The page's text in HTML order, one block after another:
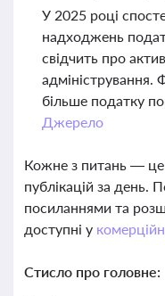
У 2025 році
надходжень
свідчить про
адміністрування.
більше податку
Джерело
Кожне з питань — це
публікацій за день.
посиланнями та
доступні у
Стисло про головне: